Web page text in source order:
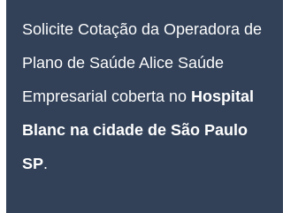
Solicite Cotação da Operadora de
Plano de Saúde Alice Saúde
Empresarial coberta no Hospital
Blanc na cidade de São Paulo
SP.